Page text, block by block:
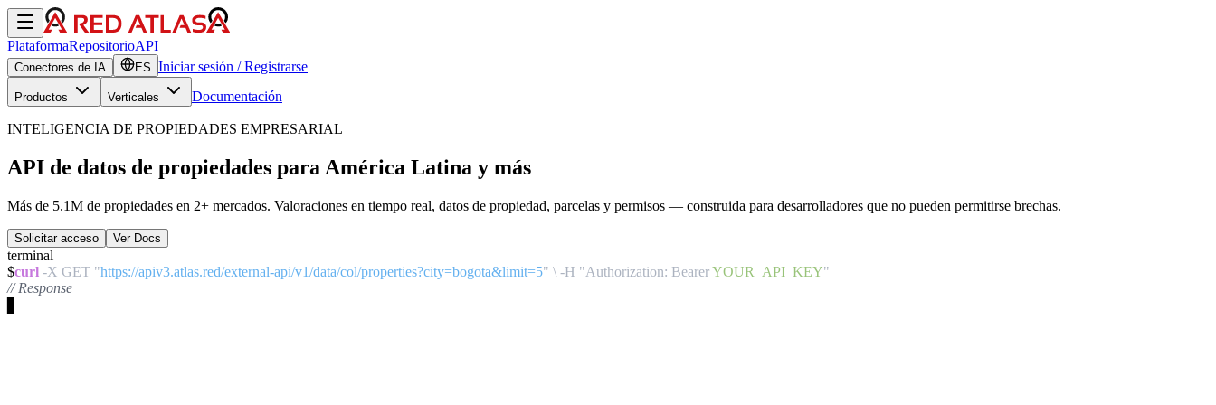
PlataformaRepositorioAPI
Conectores de IA ES Iniciar sesión / Registrarse
Productos Verticales Documentación
INTELIGENCIA DE PROPIEDADES EMPRESARIAL
API de datos de propiedades para América Latina y más
Más de 5.1M de propiedades en 2+ mercados. Valoraciones en tiempo real, datos de propiedad, parcelas y permisos — construida para desarrolladores que no pueden permitirse brechas.
Solicitar acceso Ver Docs
terminal
$curl -X GET "https://apiv3.atlas.red/external-api/v1/data/col/properties?city=bogota&limit=5" \ -H "Authorization: BearerYOUR_API_KEY"
// Response